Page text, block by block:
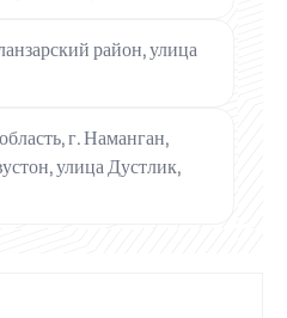
район, улица
г. Наманган,
улица Дустлик,